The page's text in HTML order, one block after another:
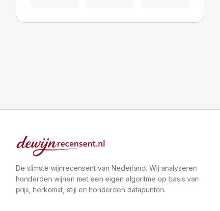
De slimste wijnrecensent van Nederland. Wij analyseren
honderden wijnen met een eigen algoritme op basis van
prijs, herkomst, stijl en honderden datapunten.